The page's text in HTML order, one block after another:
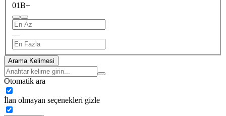
01B+
—
Arama Kelimesi
Otomatik ara
İlan olmayan seçenekleri gizle